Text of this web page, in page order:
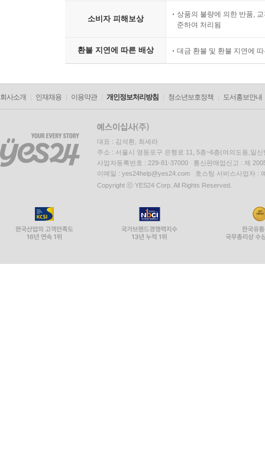
소비자 피해보상
상품의 불량에 의한 반품,
준하여 처리됨
환불 지연에 따른 배상 대금 환불 및 환불 지연에
회사소개 인재채용 이용약관 개인정보처리방침 청소년보호정책 도서홍보안내
대표 : 김석환, 최세라
주소 : 서울시 영등포구 은행로 11, 5층~6층(여의도동,일신
사업자등록번호 : 229-81-37000 통신판매업신고 : 제
이메일 : yes24help@yes24.com 호스팅 서비스사업자 :
Copyright ⓒ YES24 Corp. All Rights Reserved.